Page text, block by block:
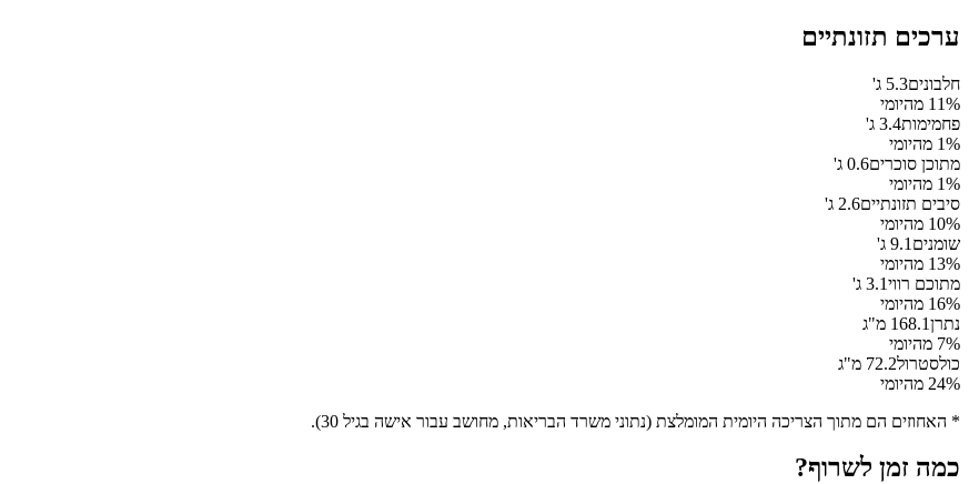
ערכים תזונתיים
חלבונים5.3 ג'
11% מהיומי
פחמימות3.4 ג'
1% מהיומי
מתוכן סוכרים0.6 ג'
1% מהיומי
סיבים תזונתיים2.6 ג'
10% מהיומי
שומנים 9.1 ג'
13% מהיומי
מתוכם רווי3.1 ג'
16% מהיומי
נתרן168.1 מ"ג
7% מהיומי
כולסטרול72.2 מ"ג
24% מהיומי
* האחוזים הם מתוך הצריכה היומית המומלצת (נתוני משרד הבריאות, מחושב עבור אישה בגיל 30).
כמה זמן לשרוף?